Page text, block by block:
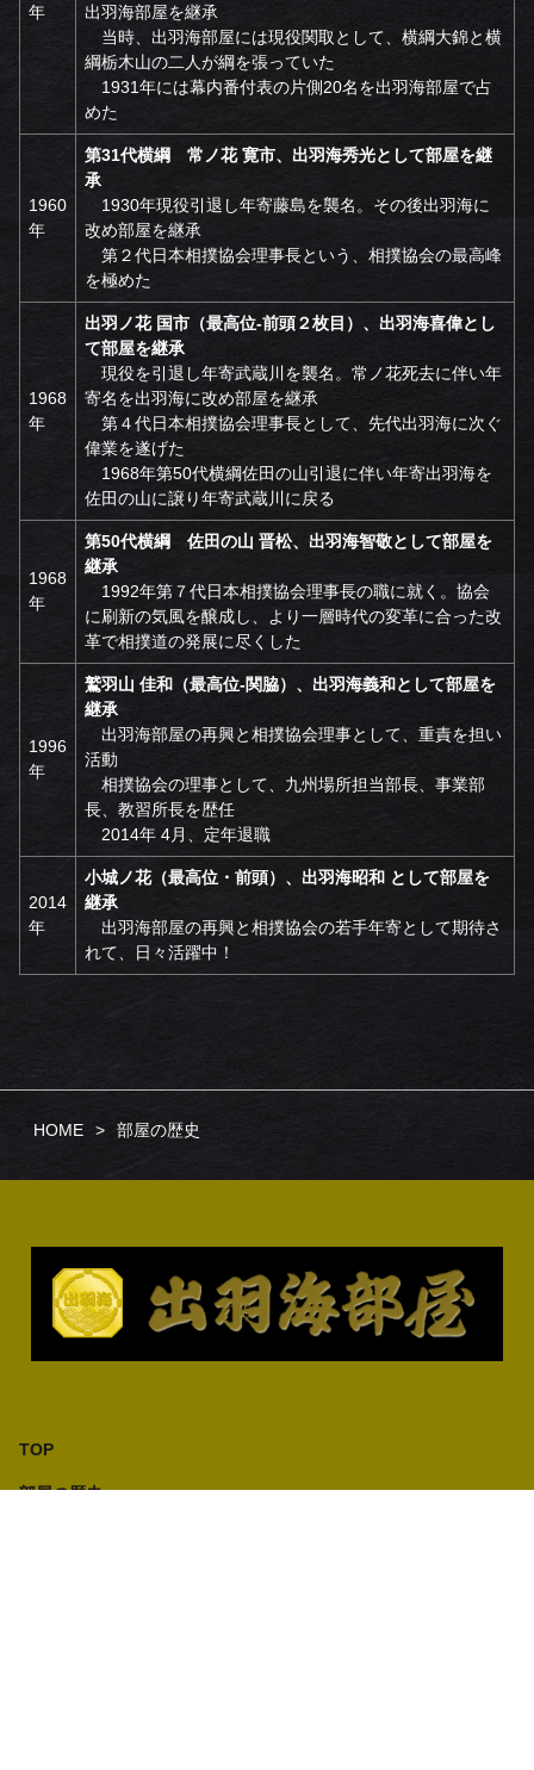
年
出羽海部屋を継承
当時、出羽海部屋には現役関取として、横綱大錦と横
綱栃木山の二人が綱を張っていた
1931年には幕内番付表の片側20名を出羽海部屋で占
めた
1960
年
第31代横綱 常ノ花 寛市、出羽海秀光として部屋を継
承
1930年現役引退し年寄藤島を襲名。その後出羽海に
改め部屋を継承
第２代日本相撲協会理事長という、相撲協会の最高峰
を極めた
1968
年
出羽ノ花 国市（最高位-前頭２枚目）、出羽海喜偉とし
て部屋を継承
現役を引退し年寄武蔵川を襲名。常ノ花死去に伴い年
寄名を出羽海に改め部屋を継承
第４代日本相撲協会理事長として、先代出羽海に次ぐ
偉業を遂げた
1968年第50代横綱佐田の山引退に伴い年寄出羽海を
佐田の山に譲り年寄武蔵川に戻る
1968
年
第50代横綱 佐田の山 晋松、出羽海智敬として部屋を
継承
1992年第７代日本相撲協会理事長の職に就く。協会
に刷新の気風を醸成し、より一層時代の変革に合った改
革で相撲道の発展に尽くした
1996
年
鷲羽山 佳和（最高位-関脇）、出羽海義和として部屋を
継承
出羽海部屋の再興と相撲協会理事として、重責を担い
活動
相撲協会の理事として、九州場所担当部長、事業部
長、教習所長を歴任
2014年 4月、定年退職
2014
年
小城ノ花（最高位・前頭）、出羽海昭和 として部屋を
継承
出羽海部屋の再興と相撲協会の若手年寄として期待さ
れて、日々活躍中！
HOME 部屋の歴史
TOP
部屋の歴史